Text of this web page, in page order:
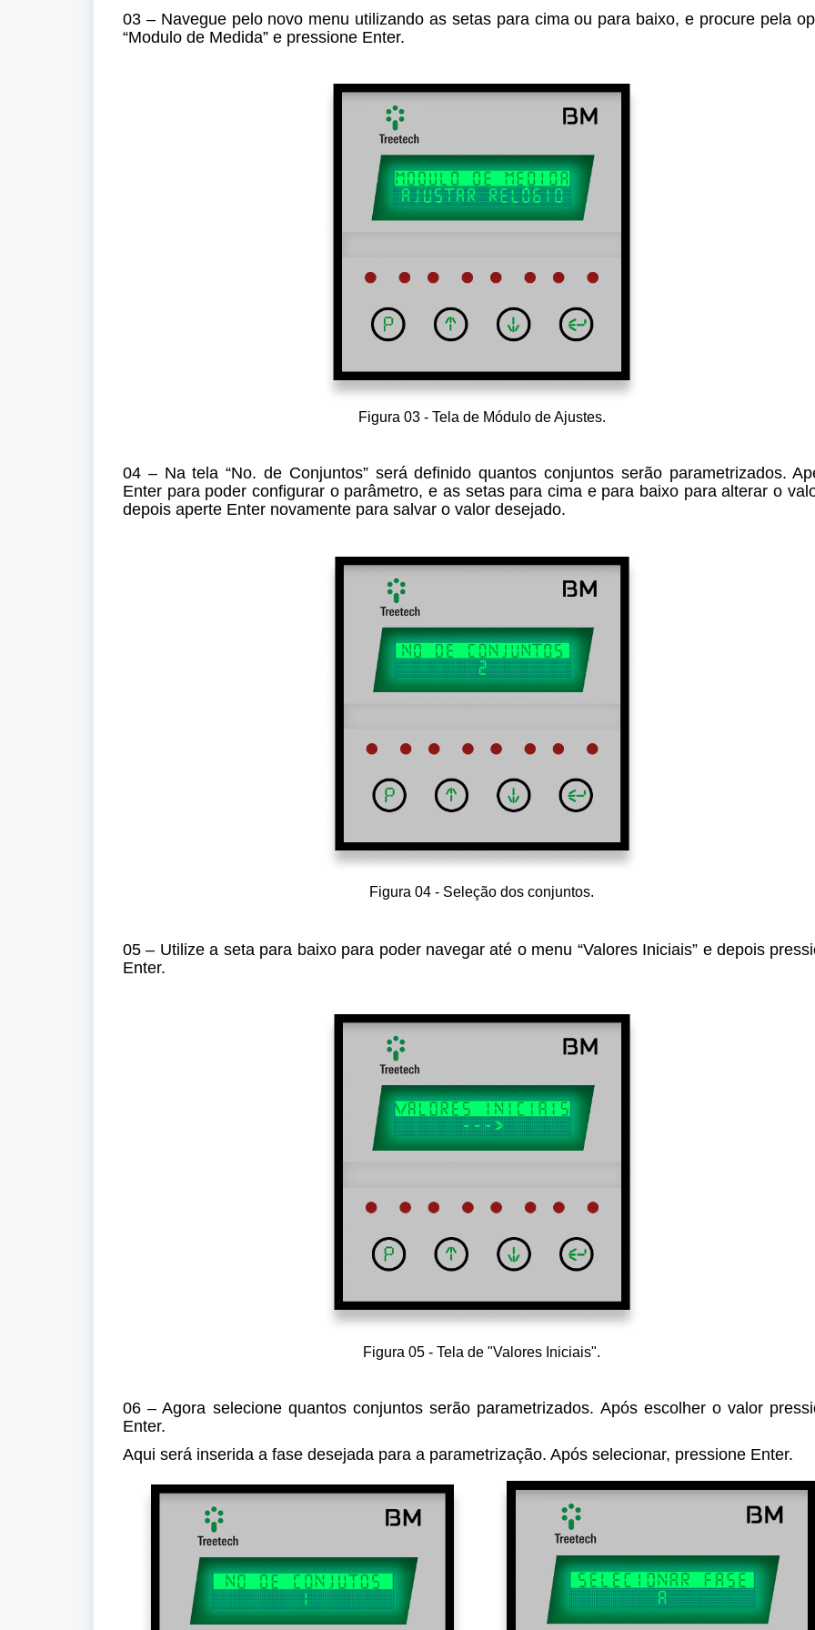
03 – Navegue pelo novo menu utilizando as setas para cima ou para baixo, e procure pela
“Modulo de Medida” e pressione Enter.
Figura 03 - Tela de Módulo de Ajustes.
04 – Na tela “No. de Conjuntos” será definido quantos conjuntos serão parametrizados.
Enter para poder configurar o parâmetro, e as setas para cima e para baixo para alterar o
depois aperte Enter novamente para salvar o valor desejado.
Figura 04 - Seleção dos conjuntos.
05 – Utilize a seta para baixo para poder navegar até o menu “Valores Iniciais” e depois
Enter.
Figura 05 - Tela de "Valores Iniciais".
06 – Agora selecione quantos conjuntos serão parametrizados. Após escolher o valor
Enter.
Aqui será inserida a fase desejada para a parametrização. Após selecionar, pressione Enter.